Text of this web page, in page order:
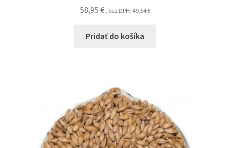
58,95 € , bez DPH: 49,54€
Pridať do košíka